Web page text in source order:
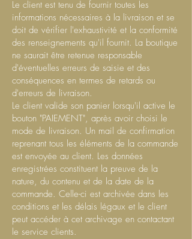
Le client est tenu de fournir toutes les
informations nécessaires à la livraison et se
doit de vérifier l'exhaustivité et la conformité
des renseignements qu'il fournit. La boutique
ne saurait être retenue responsable
d'éventuelles erreurs de saisie et des
conséquences en termes de retards ou
d'erreurs de livraison.
Le client valide son panier lorsqu'il active le
bouton "PAIEMENT", après avoir choisi le
mode de livraison. Un mail de confirmation
reprenant tous les éléments de la commande
est envoyée au client. Les données
enregistrées constituent la preuve de la
nature, du contenu et de la date de la
commande. Celle-ci est archivée dans les
conditions et les délais légaux et le client
peut accéder à cet archivage en contactant
le service clients.